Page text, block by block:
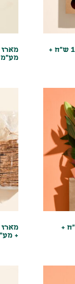
מארז יין,צנצנת ושוקולד-115 ש"ח +
מע"מ
ופרחים 150 ש"ח +
+